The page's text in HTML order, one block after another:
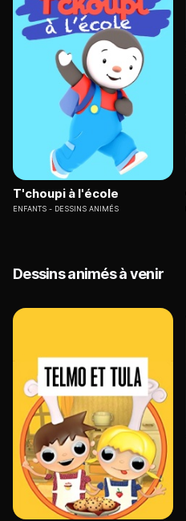
T'choupi à l'école
ENFANTS DESSINS ANIMÉS
Dessins animés à venir